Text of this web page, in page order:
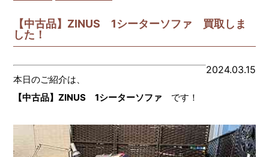
【中古品】ZINUS 1シーターソファ 買取しま
した！
2024.03.15
本日のご紹介は、
【中古品】ZINUS 1シーターソファ です！